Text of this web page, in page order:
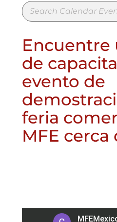
Encuentre
de
evento de
feria
MFE cerca